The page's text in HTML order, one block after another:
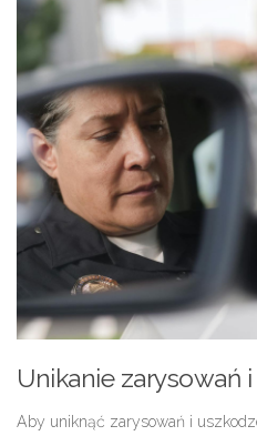
Unikanie zarysowań
Aby uniknąć zarysowań i